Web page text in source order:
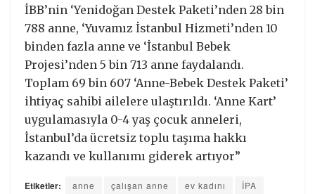
İBB’nin ‘Yenidoğan Destek Paketi’nden 28 bin
788 anne, ‘Yuvamız İstanbul Hizmeti’nden 10
binden fazla anne ve ‘İstanbul Bebek
Projesi’nden 5 bin 713 anne faydalandı.
Toplam 69 bin 607 ‘Anne-Bebek Destek Paketi’
ihtiyaç sahibi ailelere ulaştırıldı. ‘Anne Kart’
uygulamasıyla 0-4 yaş çocuk anneleri,
İstanbul’da ücretsiz toplu taşıma hakkı
kazandı ve kullanımı giderek artıyor”
Etiketler: anne çalışan anne ev kadını
İPA